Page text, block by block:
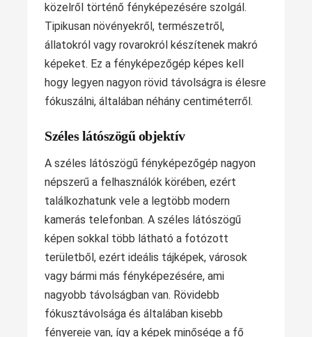
közelről történő fényképezésére szolgál.
Tipikusan növényekről, természetről,
állatokról vagy rovarokról készítenek makró
képeket. Ez a fényképezőgép képes kell
hogy legyen nagyon rövid távolságra is élesre
fókuszálni, általában néhány centiméterről.
Széles látószögű objektív
A széles látószögű fényképezőgép nagyon
népszerű a felhasználók körében, ezért
találkozhatunk vele a legtöbb modern
kamerás telefonban. A széles látószögű
képen sokkal több látható a fotózott
területből, ezért ideális tájképek, városok
vagy bármi más fényképezésére, ami
nagyobb távolságban van. Rövidebb
fókusztávolsága és általában kisebb
fényereje van, így a képek minősége a fő